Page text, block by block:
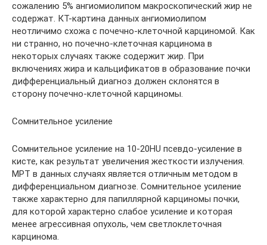
сожалению 5% ангиомиолипом макроскопический жир не
содержат. КТ-картина данных ангиомиолипом
неотличимо схожа с почечно-клеточной карциномой. Как
ни странно, но почечно-клеточная карцинома в
некоторых случаях также содержит жир. При
включениях жира и кальцификатов в образование почки
дифференциальный диагноз должен склонятся в
сторону почечно-клеточной карциномы.
Сомнительное усиление
Сомнительное усиление на 10-20HU псевдо-усиление в
кисте, как результат увеличения жесткости излучения.
МРТ в данных случаях является отличным методом в
дифференциальном диагнозе. Сомнительное усиление
также характерно для папиллярной карциномы почки,
для которой характерно слабое усиление и которая
менее агрессивная опухоль, чем светлоклеточная
карцинома.